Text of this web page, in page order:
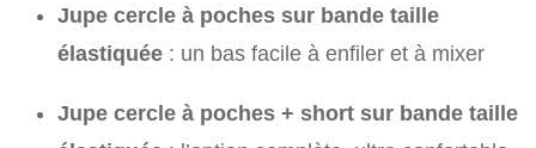
Jupe cercle à poches sur bande taille
élastiquée : un bas facile à enfiler et à mixer
Jupe cercle à poches + short sur bande taille